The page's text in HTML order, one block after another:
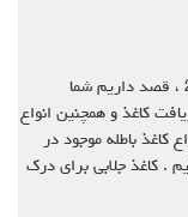
کاغذ باطله جلابی مطابق با رسم همیشه سایت کاغذ 24 ، قصد داریم شما
کاغذ و همچنین انواع
کاغذ باطله موجود در
. کاغذ جلابی برای درک